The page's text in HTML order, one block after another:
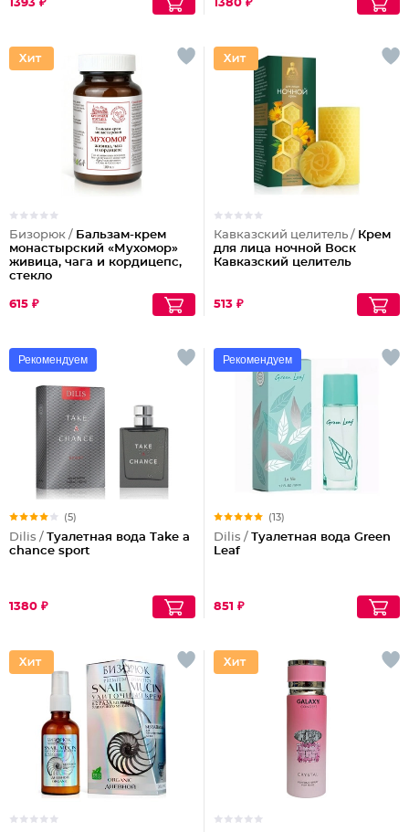
1393 ₽ 1380 ₽
Бизорюк / Бальзам-крем
монастырский «Мухомор»
живица, чага и кордицепс,
стекло
615 ₽
Кавказский целитель / Крем
для лица ночной Воск
Кавказский целитель
513 ₽
Рекомендуем
(5)
Dilis / Туалетная вода Take a
chance sport
1380 ₽
Рекомендуем
(13)
Dilis / Туалетная вода Green
Leaf
851 ₽